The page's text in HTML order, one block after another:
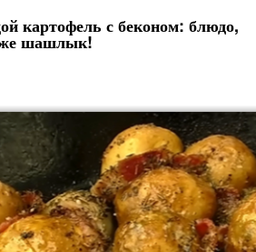
картофель с беконом: блюдо,
шашлык!